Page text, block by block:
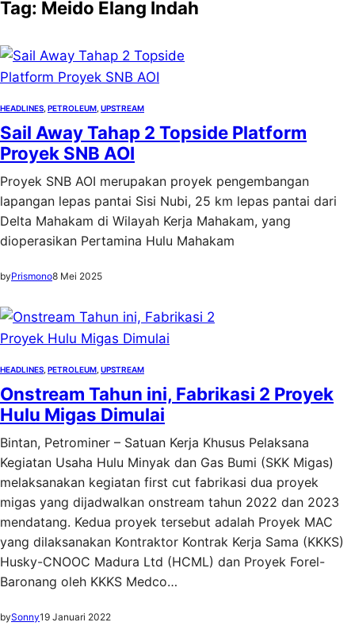
Tag: Meido Elang Indah
HEADLINES PETROLEUM UPSTREAM
Sail Away Tahap 2 Topside Platform
Proyek SNB AOI
Proyek SNB AOI merupakan proyek pengembangan
lapangan lepas pantai Sisi Nubi, 25 km lepas pantai dari
Delta Mahakam di Wilayah Kerja Mahakam, yang
dioperasikan Pertamina Hulu Mahakam
byPrismono8 Mei 2025
HEADLINES PETROLEUM UPSTREAM
Onstream Tahun ini, Fabrikasi 2 Proyek
Hulu Migas Dimulai
Bintan, Petrominer – Satuan Kerja Khusus Pelaksana
Kegiatan Usaha Hulu Minyak dan Gas Bumi (SKK Migas)
melaksanakan kegiatan first cut fabrikasi dua proyek
migas yang dijadwalkan onstream tahun 2022 dan 2023
mendatang. Kedua proyek tersebut adalah Proyek MAC
yang dilaksanakan Kontraktor Kontrak Kerja Sama (KKKS)
Husky-CNOOC Madura Ltd (HCML) dan Proyek Forel-
Baronang oleh KKKS Medco…
bySonny19 Januari 2022